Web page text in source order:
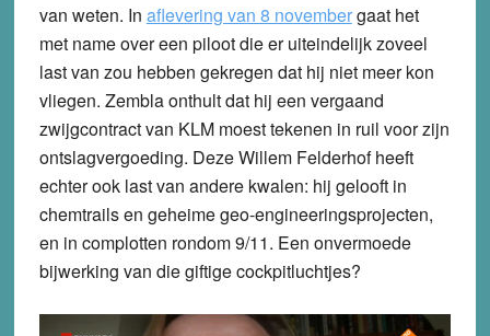
van weten. In aflevering van 8 novembergaat het
met name over een piloot die er uiteindelijk zoveel
last van zou hebben gekregen dat hij niet meer kon
vliegen. Zembla onthult dat hij een vergaand
zwijgcontract van KLM moest tekenen in ruil voor zijn
ontslagvergoeding. Deze Willem Felderhof heeft
echter ook last van andere kwalen: hij gelooft in
chemtrails en geheime geo-engineeringsprojecten,
en in complotten rondom 9/11. Een onvermoede
bijwerking van die giftige cockpitluchtjes?